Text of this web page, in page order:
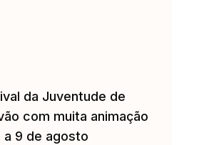
da Juventude de
com muita animação
a 9 de agosto